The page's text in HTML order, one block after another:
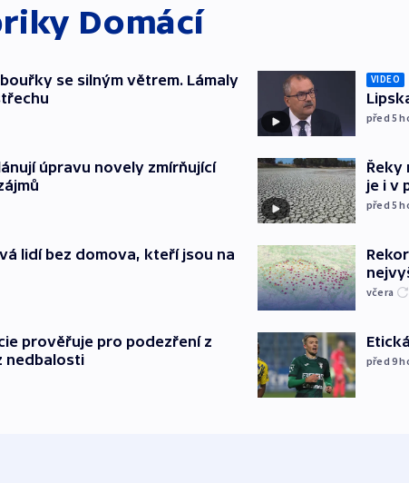
Domácí
se silným větrem. Lámaly
úpravu novely zmírňující
lidí bez domova, kteří jsou na
prověřuje pro podezření z
nedbalosti
VIDEO
před 5
Řeky
je i v
před 5
včera
před 9